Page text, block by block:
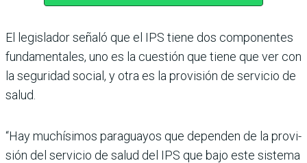
El legislador señaló que el IPS tiene dos componentes
funda­mentales, uno es la cuestión que tiene que ver con
la segu­ridad social, y otra es la provi­sión de servicio de
salud.
“Hay muchísimos paragua­yos que dependen de la provi­
sión del servicio de salud del IPS que bajo este sistema